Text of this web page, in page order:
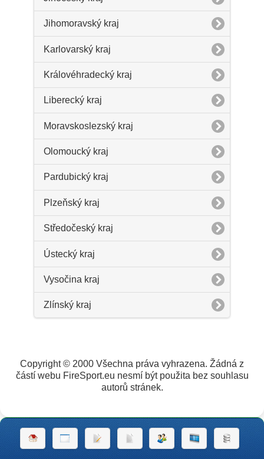
Jihomoravský kraj
Karlovarský kraj
Královéhradecký kraj
Liberecký kraj
Moravskoslezský kraj
Olomoucký kraj
Pardubický kraj
Plzeňský kraj
Středočeský kraj
Ústecký kraj
Vysočina kraj
Zlínský kraj
Copyright © 2000 Všechna práva vyhrazena. Žádná z
částí webu FireSport.eu nesmí být použita bez souhlasu
autorů stránek.